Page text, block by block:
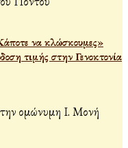
να κλώσκουμες»
τιμής στην Γενοκτονία